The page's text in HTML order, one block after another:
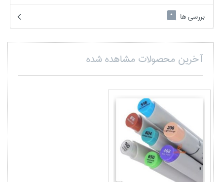
بررسی ها
0
آخرین محصولات مشاهده شده